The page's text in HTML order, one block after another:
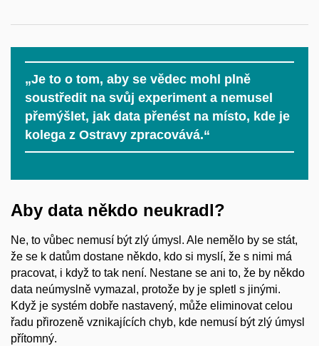
„Je to o tom, aby se vědec mohl plně
soustředit na svůj experiment a nemusel
přemýšlet, jak data přenést na místo, kde je
kolega z Ostravy zpracovává.“
Aby data někdo neukradl?
Ne, to vůbec nemusí být zlý úmysl. Ale nemělo by se stát,
že se k datům dostane někdo, kdo si myslí, že s nimi má
pracovat, i když to tak není. Nestane se ani to, že by někdo
data neúmyslně vymazal, protože by je spletl s jinými.
Když je systém dobře nastavený, může eliminovat celou
řadu přirozeně vznikajících chyb, kde nemusí být zlý úmysl
přítomný.